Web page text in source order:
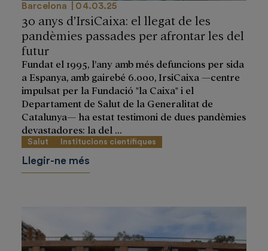
Barcelona 04.03.25
30 anys d’IrsiCaixa: el llegat de les
pandèmies passades per afrontar les del
futur
Fundat el 1995, l’any amb més defuncions per sida
a Espanya, amb gairebé 6.000, IrsiCaixa —centre
impulsat per la Fundació "la Caixa" i el
Departament de Salut de la Generalitat de
Catalunya— ha estat testimoni de dues pandèmies
devastadores: la del ...
Salut Institucions científiques
Llegir-ne més